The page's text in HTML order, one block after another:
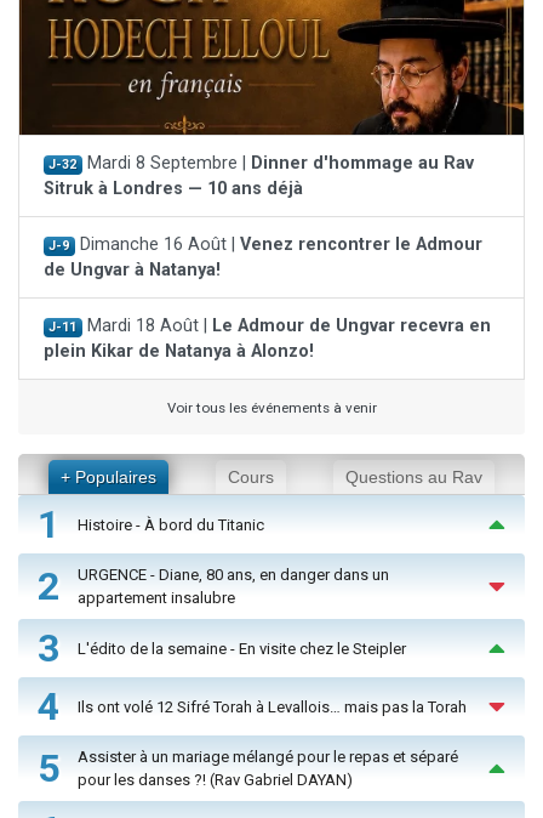
J-32 Mardi 8 Septembre |
Dinner d'hommage au Rav
Sitruk à Londres — 10 ans déjà
J-9 Dimanche 16 Août | Venez rencontrer le Admour
de Ungvar à Natanya!
J-11 Mardi 18 Août |
Le Admour de Ungvar recevra en
plein Kikar de Natanya à Alonzo!
Voir tous les événements à venir
+ Populaires Cours Questions au Rav
1 Histoire - À bord du Titanic
2
URGENCE - Diane, 80 ans, en danger dans un
appartement insalubre
3 L'édito de la semaine - En visite chez le Steipler
4 Ils ont volé 12 Sifré Torah à Levallois… mais pas la Torah
5
Assister à un mariage mélangé pour le repas et séparé
pour les danses ?! (Rav Gabriel DAYAN)